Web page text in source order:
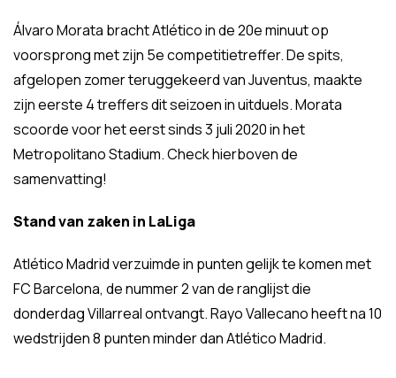
Álvaro Morata bracht Atlético in de 20e minuut op
voorsprong met zijn 5e competitietreffer. De spits,
afgelopen zomer teruggekeerd van Juventus, maakte
zijn eerste 4 treffers dit seizoen in uitduels. Morata
scoorde voor het eerst sinds 3 juli 2020 in het
Metropolitano Stadium. Check hierboven de
samenvatting!
Stand van zaken in LaLiga
Atlético Madrid verzuimde in punten gelijk te komen met
FC Barcelona, de nummer 2 van de ranglijst die
donderdag Villarreal ontvangt. Rayo Vallecano heeft na 10
wedstrijden 8 punten minder dan Atlético Madrid.